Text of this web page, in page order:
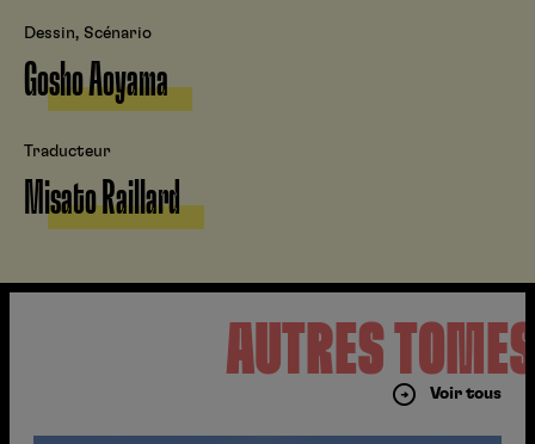
Dessin, Scénario
Gosho Aoyama
Traducteur
Misato Raillard
AUTRES
Voir tous